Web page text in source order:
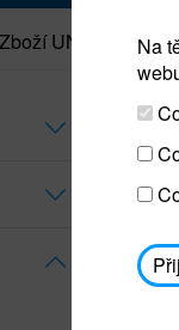
Zboží UNICEF
Na